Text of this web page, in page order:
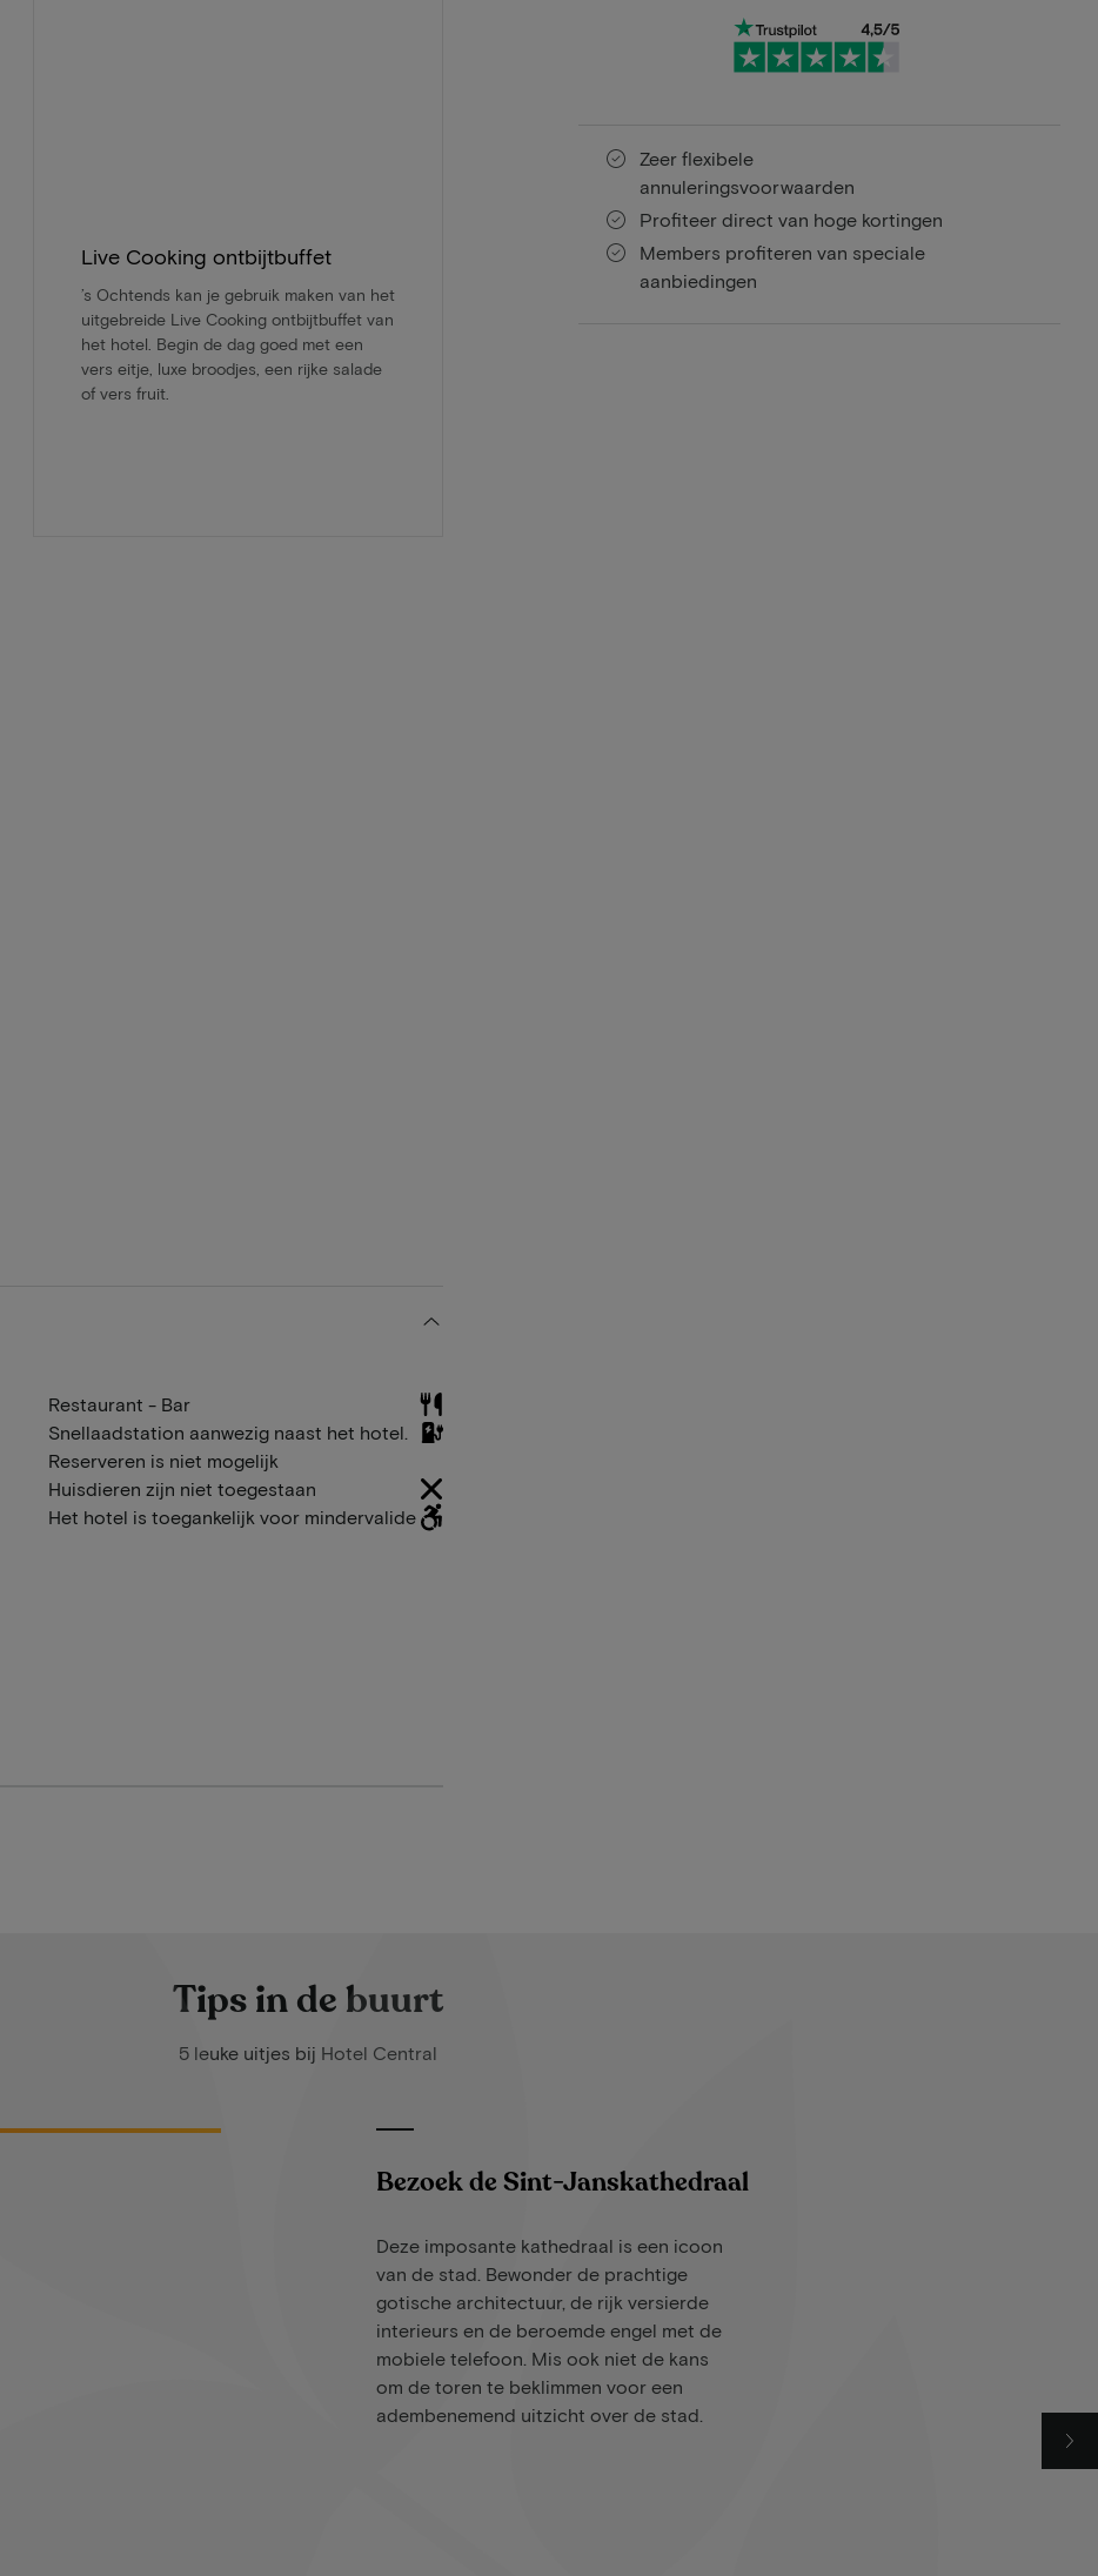
Zeer flexibele
annuleringsvoorwaarden
Profiteer direct van hoge kortingen
Members profiteren van speciale
aanbiedingen
Live Cooking ontbijtbuffet
’s Ochtends kan je gebruik maken van het
uitgebreide Live Cooking ontbijtbuffet van
het hotel. Begin de dag goed met een
vers eitje, luxe broodjes, een rijke salade
of vers fruit.
Restaurant - Bar
Snellaadstation aanwezig naast het hotel.
Reserveren is niet mogelijk
Huisdieren zijn niet toegestaan
Het hotel is toegankelijk voor mindervalide
Tips in de buurt
5 leuke uitjes bij Hotel Central
Bezoek de Sint-Janskathedraal
Deze imposante kathedraal is een icoon
van de stad. Bewonder de prachtige
gotische architectuur, de rijk versierde
interieurs en de beroemde engel met de
mobiele telefoon. Mis ook niet de kans
om de toren te beklimmen voor een
adembenemend uitzicht over de stad.